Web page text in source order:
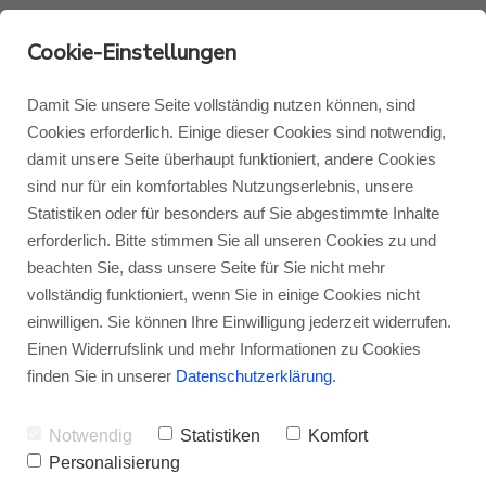
Monitor Audio
Monitor Audio Custom Install
Roksan
Blok
Blog Monitor Audio
Blog Roksan
Blog Blok
Cookie-Einstellungen
Damit Sie unsere Seite vollständig nutzen können, sind
Cookies erforderlich. Einige dieser Cookies sind notwendig,
damit unsere Seite überhaupt funktioniert, andere Cookies
sind nur für ein komfortables Nutzungserlebnis, unsere
Statistiken oder für besonders auf Sie abgestimmte Inhalte
erforderlich. Bitte stimmen Sie all unseren Cookies zu und
beachten Sie, dass unsere Seite für Sie nicht mehr
vollständig funktioniert, wenn Sie in einige Cookies nicht
einwilligen. Sie können Ihre Einwilligung jederzeit widerrufen.
Einen Widerrufslink und mehr Informationen zu Cookies
finden Sie in unserer Datenschutzerklärung.
Notwendig Statistiken
Komfort
Personalisierung